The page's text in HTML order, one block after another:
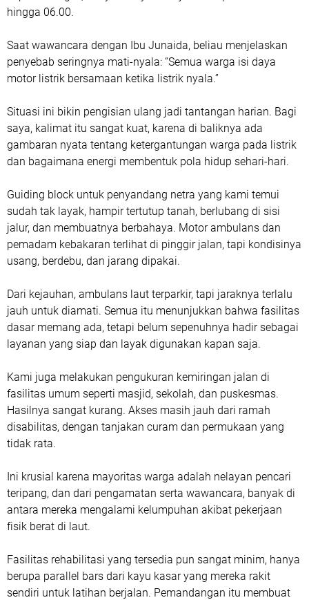
hingga 06.00.
Saat wawancara dengan Ibu Junaida, beliau menjelaskan
penyebab seringnya mati-nyala: “Semua warga isi daya
motor listrik bersamaan ketika listrik nyala.”
Situasi ini bikin pengisian ulang jadi tantangan harian. Bagi
saya, kalimat itu sangat kuat, karena di baliknya ada
gambaran nyata tentang ketergantungan warga pada listrik
dan bagaimana energi membentuk pola hidup sehari-hari.
Guiding block untuk penyandang netra yang kami temui
sudah tak layak, hampir tertutup tanah, berlubang di sisi
jalur, dan membuatnya berbahaya. Motor ambulans dan
pemadam kebakaran terlihat di pinggir jalan, tapi kondisinya
usang, berdebu, dan jarang dipakai.
Dari kejauhan, ambulans laut terparkir, tapi jaraknya terlalu
jauh untuk diamati. Semua itu menunjukkan bahwa fasilitas
dasar memang ada, tetapi belum sepenuhnya hadir sebagai
layanan yang siap dan layak digunakan kapan saja.
Kami juga melakukan pengukuran kemiringan jalan di
fasilitas umum seperti masjid, sekolah, dan puskesmas.
Hasilnya sangat kurang. Akses masih jauh dari ramah
disabilitas, dengan tanjakan curam dan permukaan yang
tidak rata.
Ini krusial karena mayoritas warga adalah nelayan pencari
teripang, dan dari pengamatan serta wawancara, banyak di
antara mereka mengalami kelumpuhan akibat pekerjaan
fisik berat di laut.
Fasilitas rehabilitasi yang tersedia pun sangat minim, hanya
berupa parallel bars dari kayu kasar yang mereka rakit
sendiri untuk latihan berjalan. Pemandangan itu membuat